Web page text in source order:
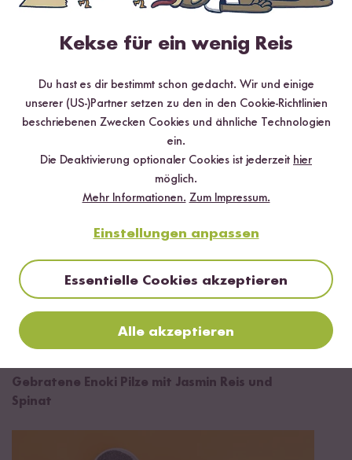
Jetzt sichern
*Das Digitale Rezeptbuch wird dir nach vollständiger Anmeldung zum Newsletter
Mehr Rezepte mit Bio Jasmin Reis
Gebratene Enoki Pilze mit Jasmin Reis und
Spinat
Kekse für ein wenig Reis
Du hast es dir bestimmt schon gedacht. Wir und einige
unserer (US-)Partner setzen zu den in den Cookie-Richtlinien
beschriebenen Zwecken Cookies und ähnliche Technologien
ein.
Die Deaktivierung optionaler Cookies ist jederzeit hier
möglich.
Mehr Informationen. Zum Impressum.
Einstellungen anpassen
Essentielle Cookies akzeptieren
Alle akzeptieren